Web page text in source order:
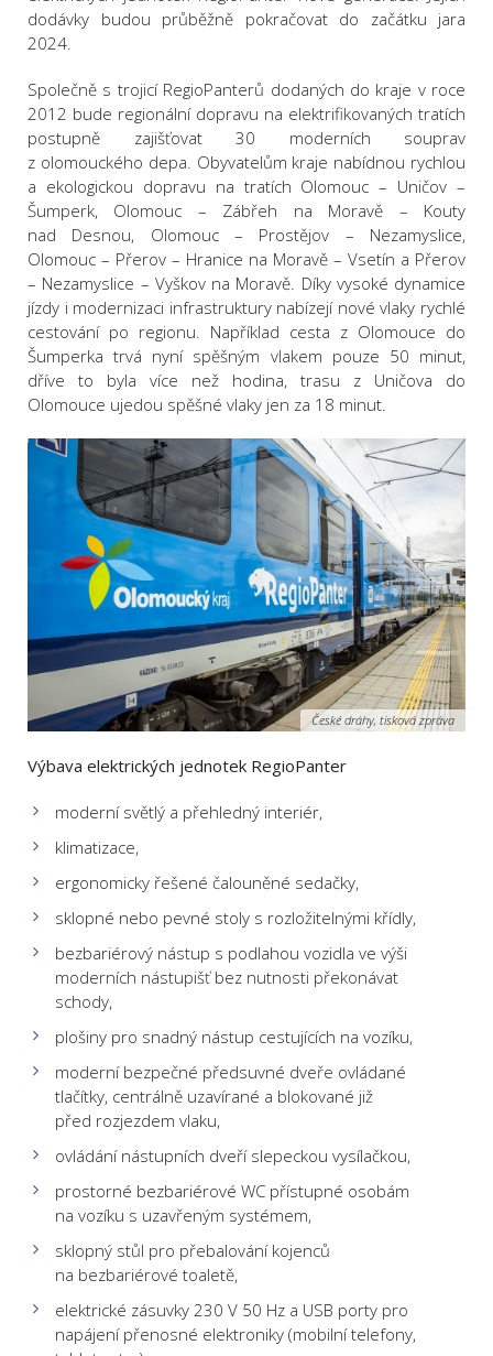
dodávky budou průběžně pokračovat do začátku jara
2024.
Společně s trojicí RegioPanterů dodaných do kraje v roce
2012 bude regionální dopravu na elektrifikovaných tratích
postupně zajišťovat 30 moderních souprav
z olomouckého depa. Obyvatelům kraje nabídnou rychlou
a ekologickou dopravu na tratích Olomouc – Uničov –
Šumperk, Olomouc – Zábřeh na Moravě – Kouty
nad Desnou, Olomouc – Prostějov – Nezamyslice,
Olomouc – Přerov – Hranice na Moravě – Vsetín a Přerov
– Nezamyslice – Vyškov na Moravě. Díky vysoké dynamice
jízdy i modernizaci infrastruktury nabízejí nové vlaky rychlé
cestování po regionu. Například cesta z Olomouce do
Šumperka trvá nyní spěšným vlakem pouze 50 minut,
dříve to byla více než hodina, trasu z Uničova do
Olomouce ujedou spěšné vlaky jen za 18 minut.
České dráhy, tisková zpráva
Výbava elektrických jednotek RegioPanter
moderní světlý a přehledný interiér,
klimatizace,
ergonomicky řešené čalouněné sedačky,
sklopné nebo pevné stoly s rozložitelnými křídly,
bezbariérový nástup s podlahou vozidla ve výši
moderních nástupišť bez nutnosti překonávat
schody,
plošiny pro snadný nástup cestujících na vozíku,
moderní bezpečné předsuvné dveře ovládané
tlačítky, centrálně uzavírané a blokované již
před rozjezdem vlaku,
ovládání nástupních dveří slepeckou vysílačkou,
prostorné bezbariérové WC přístupné osobám
na vozíku s uzavřeným systémem,
sklopný stůl pro přebalování kojenců
na bezbariérové toaletě,
elektrické zásuvky 230 V 50 Hz a USB porty pro
napájení přenosné elektroniky (mobilní telefony,